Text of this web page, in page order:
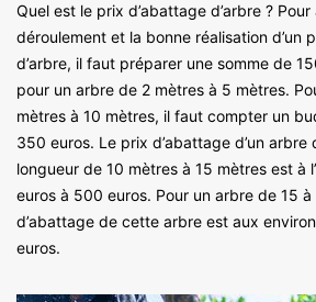
Quel est le prix d’abattage d’arbre ?
déroulement et la bonne réalisation d’un
d’arbre, il faut préparer une somme de
pour un arbre de 2 mètres à 5 mètres.
mètres à 10 mètres, il faut compter un
350 euros. Le prix d’abattage d’un arbre
longueur de 10 mètres à 15 mètres est à
euros à 500 euros. Pour un arbre de 15
d’abattage de cette arbre est aux
euros.